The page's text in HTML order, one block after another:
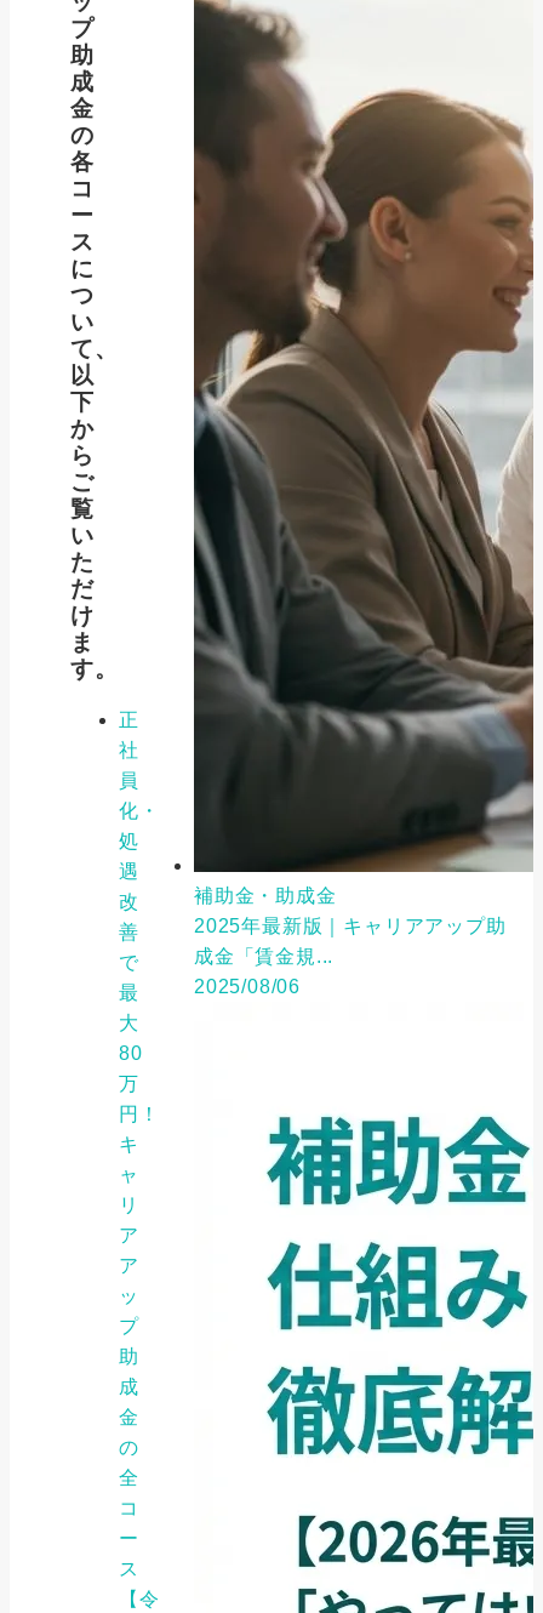
プ
助
成
金
の
各
コ
ー
ス
に
つ
い
て、
以
下
か
ら
ご
覧
い
た
だ
け
ま
す。
正
社
員
化・
処
遇
改
善
で
最
大
80
万
円！
キ
ャ
リ
ア
ア
ッ
プ
助
成
金
の
全
コ
ー
ス
【令
補助金・助成金
2025年最新版｜キャリアアップ助
成金「賃金規...
2025/08/06